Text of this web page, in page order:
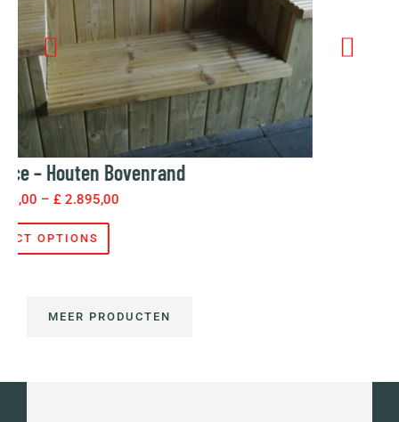
Compact – Houten Bovenrand
£ 3.095,00–£ 3.395,00
SELECT OPTIONS
MEER PRODUCTEN